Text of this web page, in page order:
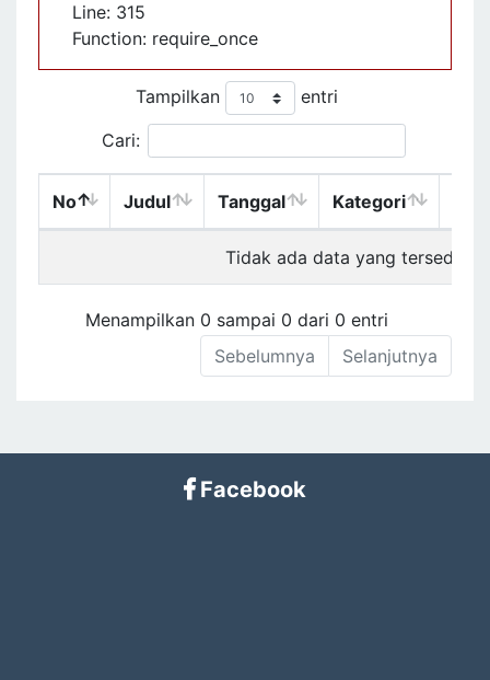
Line: 315
Function: require_once
Tampilkan entri
Cari:
No Judul Tanggal Kategori
Tidak ada data yang tersedia
Menampilkan 0 sampai 0 dari 0 entri
Sebelumnya
Selanjutnya
Facebook